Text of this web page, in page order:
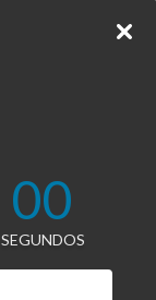
00
SEGUNDOS